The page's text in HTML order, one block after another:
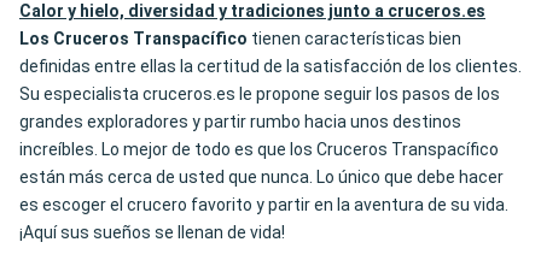
Calor y hielo, diversidad y tradiciones junto a cruceros.es
Los Cruceros Transpacífico tienen características bien
definidas entre ellas la certitud de la satisfacción de los clientes.
Su especialista cruceros.es le propone seguir los pasos de los
grandes exploradores y partir rumbo hacia unos destinos
increíbles. Lo mejor de todo es que los Cruceros Transpacífico
están más cerca de usted que nunca. Lo único que debe hacer
es escoger el crucero favorito y partir en la aventura de su vida.
¡Aquí sus sueños se llenan de vida!